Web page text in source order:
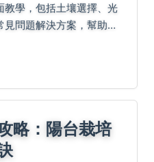
教學，包括土壤選擇、光
問題解決方案，幫助您
略：陽台栽培